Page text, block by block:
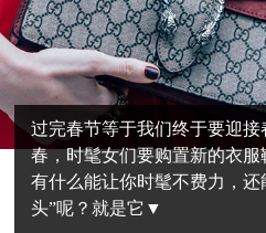
过完春节等于我们终于要迎
春，时髦女们要购置新的衣
有什么能让你时髦不费力，还
头”呢？就是它▼